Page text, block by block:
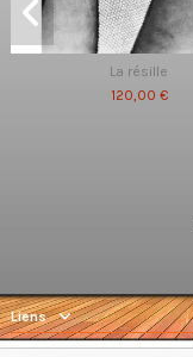
La résille
120,00 €
Liens